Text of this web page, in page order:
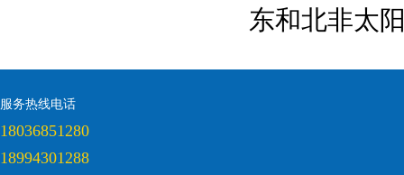
东和北非太
服务热线电话
18036851280
18994301288